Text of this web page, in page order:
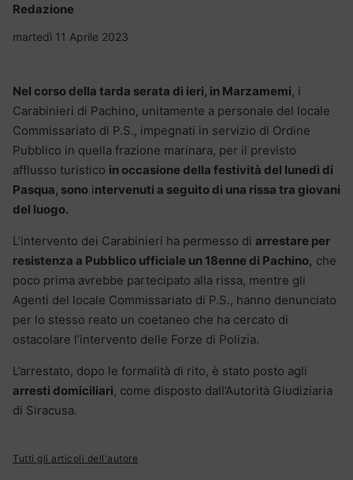
Redazione
martedì 11 Aprile 2023
Nel corso della tarda serata di ieri, in Marzamemi, i
Carabinieri di Pachino, unitamente a personale del locale
Commissariato di P.S., impegnati in servizio di Ordine
Pubblico in quella frazione marinara, per il previsto
afflusso turistico in occasione della festività del lunedì di
Pasqua, sono intervenuti a seguito di una rissa tra giovani
del luogo.
L’intervento dei Carabinieri ha permesso di arrestare per
resistenza a Pubblico ufficiale un 18enne di Pachino, che
poco prima avrebbe partecipato alla rissa, mentre gli
Agenti del locale Commissariato di P.S., hanno denunciato
per lo stesso reato un coetaneo che ha cercato di
ostacolare l’intervento delle Forze di Polizia.
L’arrestato, dopo le formalità di rito, è stato posto agli
arresti domiciliari, come disposto dall’Autorità Giudiziaria
di Siracusa.
Tutti gli articoli dell'autore